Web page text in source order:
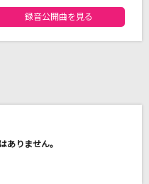
トリーランキング
録音公開曲を見る